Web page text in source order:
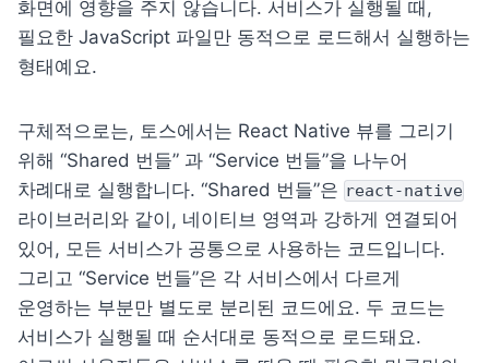
화면에 영향을 주지 않습니다. 서비스가 실행될 때,
필요한 JavaScript 파일만 동적으로 로드해서 실행하는
형태예요.
구체적으로는, 토스에서는 React Native 뷰를 그리기
위해 “Shared 번들” 과 “Service 번들”을 나누어
차례대로 실행합니다. “Shared 번들”은 react-native
라이브러리와 같이, 네이티브 영역과 강하게 연결되어
있어, 모든 서비스가 공통으로 사용하는 코드입니다.
그리고 “Service 번들”은 각 서비스에서 다르게
운영하는 부분만 별도로 분리된 코드에요. 두 코드는
서비스가 실행될 때 순서대로 동적으로 로드돼요.